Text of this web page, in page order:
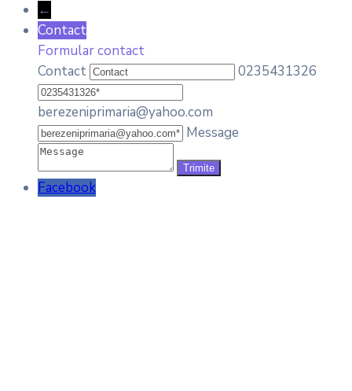
←
Contact
Formular contact
Contact
0235431326
berezeniprimaria@yahoo.com
Message
Facebook